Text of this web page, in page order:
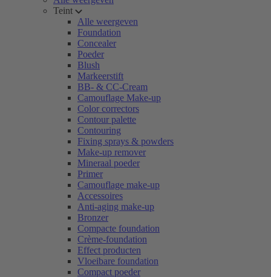
Teint
Alle weergeven
Foundation
Concealer
Poeder
Blush
Markeerstift
BB- & CC-Cream
Camouflage Make-up
Color correctors
Contour palette
Contouring
Fixing sprays & powders
Make-up remover
Mineraal poeder
Primer
Camouflage make-up
Accessoires
Anti-aging make-up
Bronzer
Compacte foundation
Crème-foundation
Effect producten
Vloeibare foundation
Compact poeder